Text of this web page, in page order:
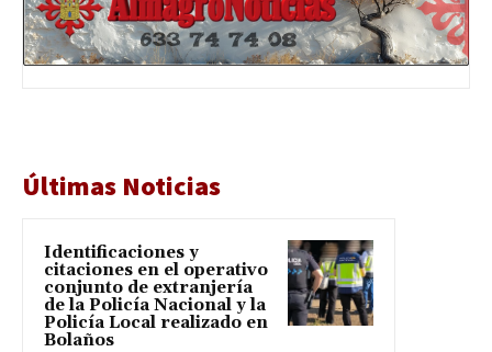
Últimas Noticias
Identificaciones y
citaciones en el operativo
conjunto de extranjería
de la Policía Nacional y la
Policía Local realizado en
Bolaños